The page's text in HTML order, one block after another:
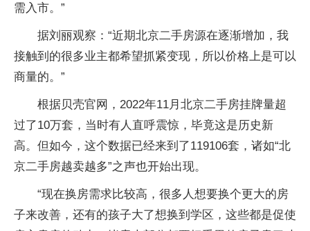
需入市。”
据刘丽观察：“近期北京二手房源在逐渐增加，我
接触到的很多业主都希望抓紧变现，所以价格上是可以
商量的。”
根据贝壳官网，2022年11月北京二手房挂牌量超
过了10万套，当时有人直呼震惊，毕竟这是历史新
高。但如今，这个数据已经来到了119106套，诸如“北
京二手房越卖越多”之声也开始出现。
“现在换房需求比较高，很多人想要换个更大的房
子来改善，还有的孩子大了想换到学区，这些都是促使